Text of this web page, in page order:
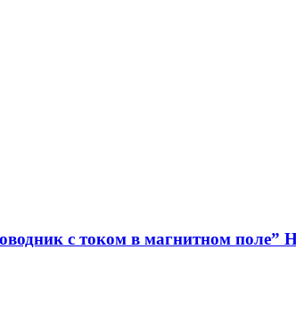
с током в магнитном поле”